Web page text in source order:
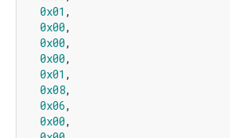
0x01 ,
0x00,
0x00,
0x00,
0x01 ,
0x08,
0x06,
0x00,